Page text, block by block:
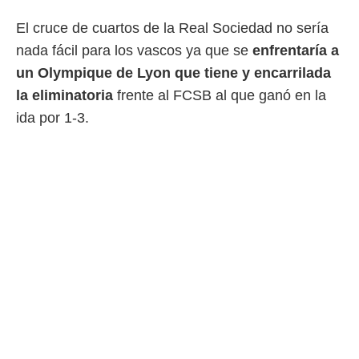
El cruce de cuartos de la Real Sociedad no sería
nada fácil para los vascos ya que se enfrentaría a
un Olympique de Lyon que tiene y encarrilada
la eliminatoria frente al FCSB al que ganó en la
ida por 1-3.